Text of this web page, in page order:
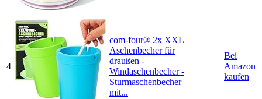
4
com-four® 2x XXL
Aschenbecher für
draußen -
Windaschenbecher -
Sturmaschenbecher
mit...
Bei
Amazon
kaufen